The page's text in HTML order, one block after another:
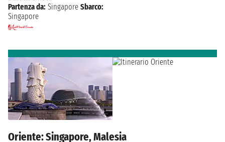
Partenza da: Singapore Sbarco:
Singapore
Oriente: Singapore, Malesia